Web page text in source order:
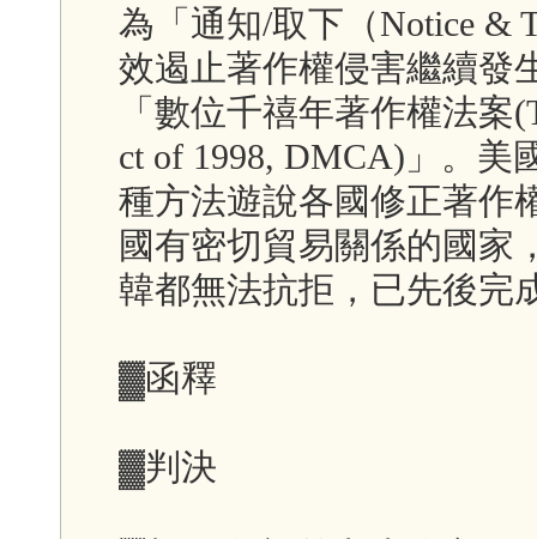
為「通知/取下（Notice &
效遏止著作權侵害繼續發
「數位千禧年著作權法案
ct of 1998, DMCA)」。美
種方法遊說各國修正著作
國有密切貿易關係的國家
韓都無法抗拒，已先後完
▓函釋
▓判決